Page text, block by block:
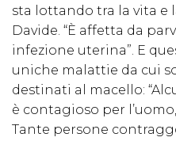
sta lottando tra la vita e
Davide. “È affetta da
infezione uterina”. E
uniche malattie da cui
destinati al macello:
è contagioso per
Tante persone